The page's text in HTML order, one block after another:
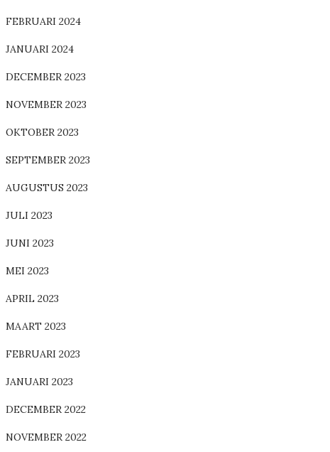
FEBRUARI 2024
JANUARI 2024
DECEMBER 2023
NOVEMBER 2023
OKTOBER 2023
SEPTEMBER 2023
AUGUSTUS 2023
JULI 2023
JUNI 2023
MEI 2023
APRIL 2023
MAART 2023
FEBRUARI 2023
JANUARI 2023
DECEMBER 2022
NOVEMBER 2022